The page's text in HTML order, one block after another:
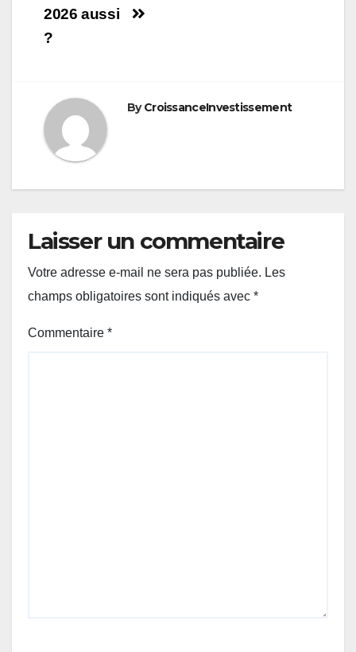
2026 aussi
?
ByCroissanceInvestissement
Laisser un commentaire
Votre adresse e-mail ne sera pas publiée. Les
champs obligatoires sont indiqués avec *
Commentaire *